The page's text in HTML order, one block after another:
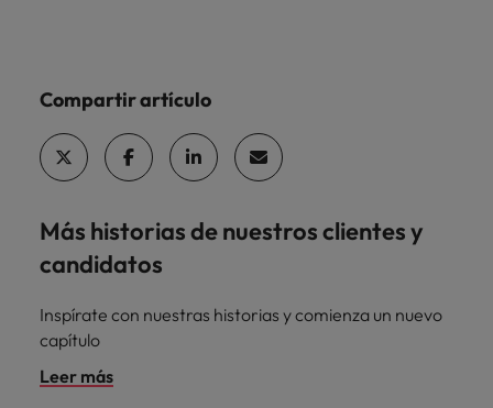
Compartir artículo
Más historias de nuestros clientes y
candidatos
Inspírate con nuestras historias y comienza un nuevo
capítulo
Leer más